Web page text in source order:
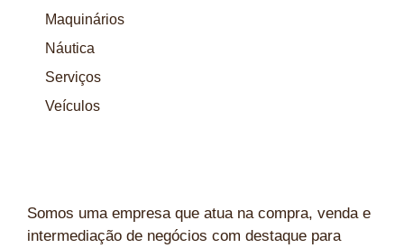
Somos uma empresa que atua na compra, venda e
intermediação de negócios com destaque para
Maquinários
Náutica
Serviços
Veículos